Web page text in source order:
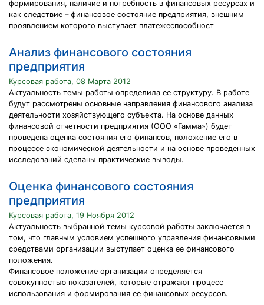
формирования, наличие и потребность в финансовых ресурсах и
как следствие – финансовое состояние предприятия, внешним
проявлением которого выступает платежеспособност
Анализ финансового состояния
предприятия
Курсовая работа, 08 Марта 2012
Актуальность темы работы определила ее структуру. В работе
будут рассмотрены основные направления финансового анализа
деятельности хозяйствующего субъекта. На основе данных
финансовой отчетности предприятия (ООО «Гамма») будет
проведена оценка состояния его финансов, положение его в
процессе экономической деятельности и на основе проведенных
исследований сделаны практические выводы.
Оценка финансового состояния
предприятия
Курсовая работа, 19 Ноября 2012
Актуальность выбранной темы курсовой работы заключается в
том, что главным условием успешного управления финансовыми
средствами организации выступает оценка ее финансового
положения.
Финансовое положение организации определяется
совокупностью показателей, которые отражают процесс
использования и формирования ее финансовых ресурсов.